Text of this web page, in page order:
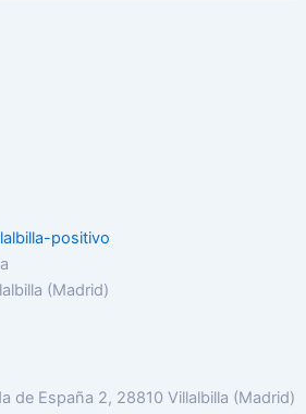
(Madrid)
de España 2, 28810 Villalbilla (Madrid)